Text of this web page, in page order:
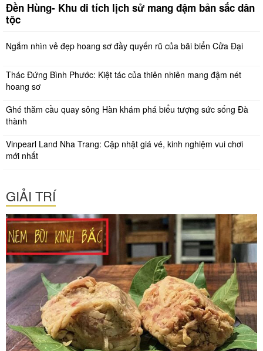
Đền Hùng- Khu di tích lịch sử mang đậm bản sắc dân
tộc
Ngắm nhìn vẻ đẹp hoang sơ đầy quyến rũ của bãi biển Cửa Đại
Thác Đứng Bình Phước: Kiệt tác của thiên nhiên mang đậm nét
hoang sơ
Ghé thăm cầu quay sông Hàn khám phá biểu tượng sức sống Đà
thành
Vinpearl Land Nha Trang: Cập nhật giá vé, kinh nghiệm vui chơi
mới nhất
GIẢI TRÍ